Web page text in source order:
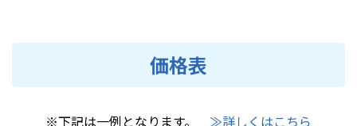
価格表
※下記は一例となります。 ≫詳しくはこちら